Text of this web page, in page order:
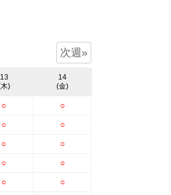
次週»
13
)
○
○
○
○
○
14
(金)
○
○
○
○
○